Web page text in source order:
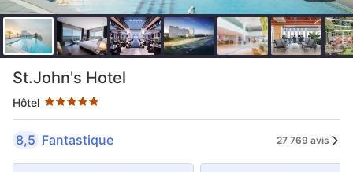
St.John's Hotel
Hôtel
5 étoiles au classement par étoile
8,5 Fantastique 27 769 avis